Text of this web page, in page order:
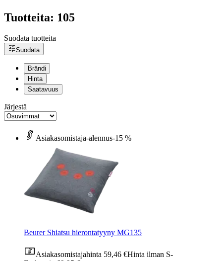
Tuotteita: 105
Suodata tuotteita
Suodata
Brändi
Hinta
Saatavuus
Järjestä
Asiakasomistaja-alennus-15 %
Beurer Shiatsu hierontatyyny MG135
Asiakasomistajahinta 59,46 €Hinta ilman S-